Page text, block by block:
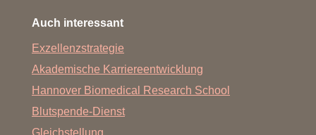
Auch interessant
Exzellenzstrategie
Akademische Karriereentwicklung
Hannover Biomedical Research School
Blutspende-Dienst
Gleichstellung